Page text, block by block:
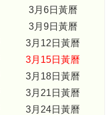
3月6日黃曆
3月9日黃曆
3月12日黃曆
3月15日黃曆
3月18日黃曆
3月21日黃曆
3月24日黃曆